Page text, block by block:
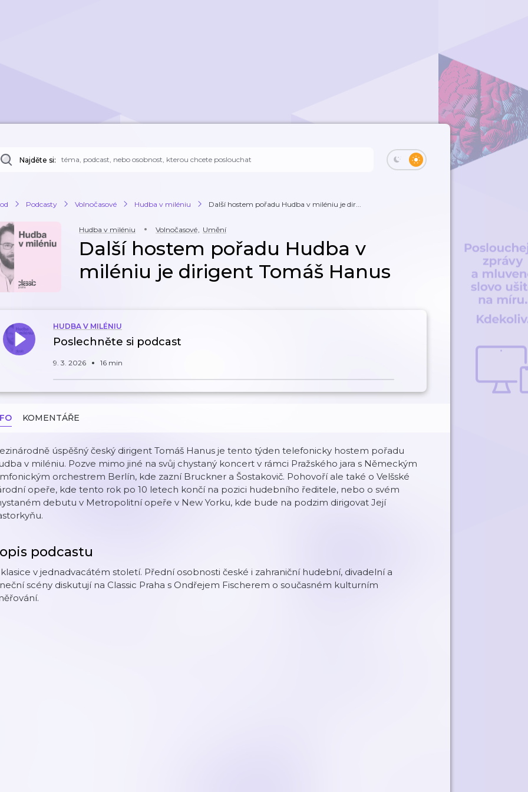
Najděte si:
Podcasty Volnočasové Hudba v miléniu Další hostem pořadu Hudba v miléniu je dir...
Hudba v miléniu Volnočasové, Umění
Další hostem pořadu Hudba v
miléniu je dirigent Tomáš Hanus
HUDBA V MILÉNIU
Poslechněte si podcast
9. 3. 2026 16 min
KOMENTÁŘE
úspěšný český dirigent Tomáš Hanus je tento týden telefonicky hostem pořadu
v miléniu. Pozve mimo jiné na svůj chystaný koncert v rámci Pražského jara s Německým
orchestrem Berlín, kde zazní Bruckner a Šostakovič. Pohovoří ale také o Velšské
opeře, kde tento rok po 10 letech končí na pozici hudebního ředitele, nebo o svém
debutu v Metropolitní opeře v New Yorku, kde bude na podzim dirigovat Její
podcastu
v jednadvacátém století. Přední osobnosti české i zahraniční hudební, divadelní a
scény diskutují na Classic Praha s Ondřejem Fischerem o současném kulturním